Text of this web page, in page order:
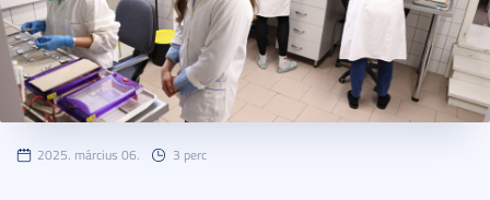
2025. március 06. 3 perc